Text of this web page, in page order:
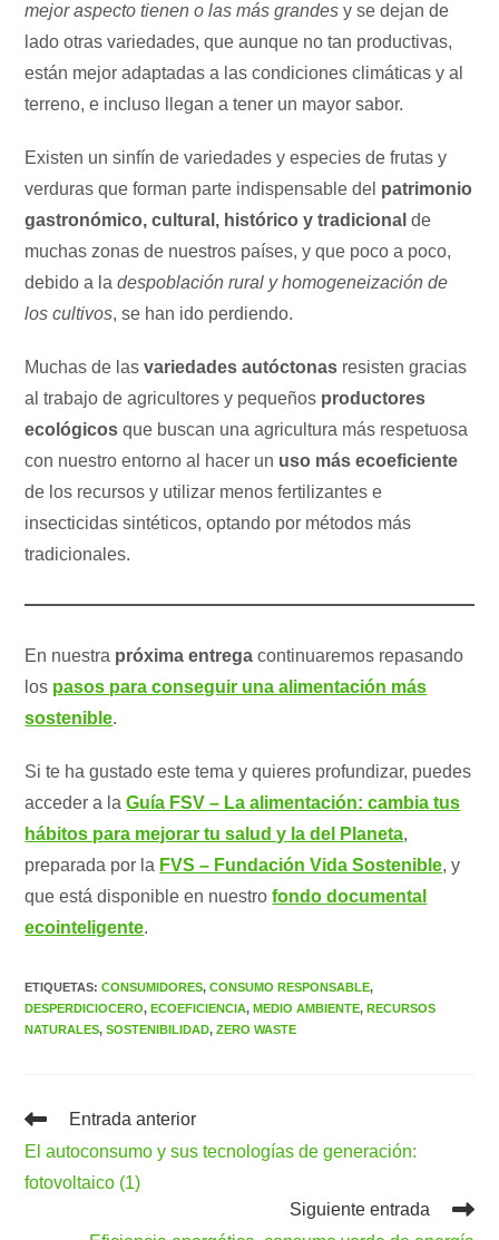
mejor aspecto tienen o las más grandes y se dejan de
lado otras variedades, que aunque no tan productivas,
están mejor adaptadas a las condiciones climáticas y al
terreno, e incluso llegan a tener un mayor sabor.
Existen un sinfín de variedades y especies de frutas y
verduras que forman parte indispensable del patrimonio
gastronómico, cultural, histórico y tradicional de
muchas zonas de nuestros países, y que poco a poco,
debido a ladespoblación rural y homogeneización de
los cultivos, se han ido perdiendo.
Muchas de lasvariedades autóctonas resisten gracias
al trabajo de agricultores y pequeños productores
ecológicos que buscan una agricultura más respetuosa
con nuestro entorno al hacer un uso más ecoeficiente
de los recursos y utilizar menos fertilizantes e
insecticidas sintéticos, optando por métodos más
tradicionales.
En nuestra próxima entrega continuaremos repasando
los pasos para conseguir una alimentación más
sostenible.
Si te ha gustado este tema y quieres profundizar, puedes
acceder a laGuía FSV – La alimentación: cambia tus
hábitos para mejorar tu salud y la del Planeta,
preparada por la FVS – Fundación Vida Sostenible, y
que está disponible en nuestrofondo documental
ecointeligente.
ETIQUETAS:CONSUMIDORES, CONSUMO RESPONSABLE,
DESPERDICIOCERO, ECOEFICIENCIA, MEDIO AMBIENTE, RECURSOS
NATURALES, SOSTENIBILIDAD, ZERO WASTE
Leer
artículos
Entrada anterior
El autoconsumo y sus tecnologías de generación:
fotovoltaico (1)
Siguiente entrada